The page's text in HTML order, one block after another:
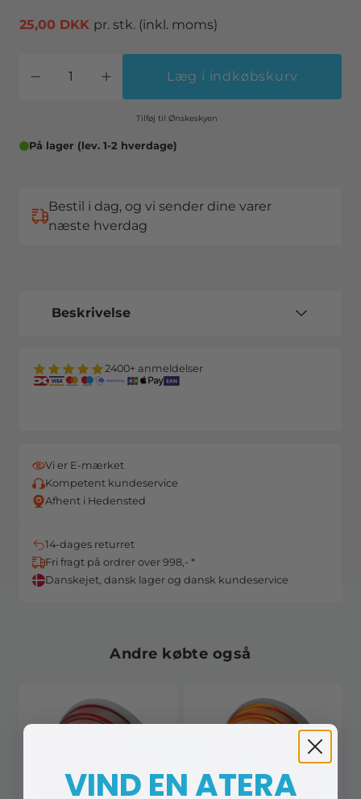
25,00 DKK pr. stk. (inkl. moms)
Læg i indkøbskurv
Tilføj til Ønskeskyen
På lager (lev. 1-2 hverdage)
Bestil i dag, og vi sender dine varer
næste hverdag
Beskrivelse
2400+ anmeldelser
Vi er E-mærket
Kompetent kundeservice
Afhent i Hedensted
14-dages returret
Fri fragt på ordrer over 998,- *
Danskejet, dansk lager og dansk kundeservice
Andre købte også
VIND EN ATERA